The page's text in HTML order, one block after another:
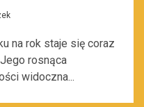
na rok staje się coraz
rosnąca
widoczna...